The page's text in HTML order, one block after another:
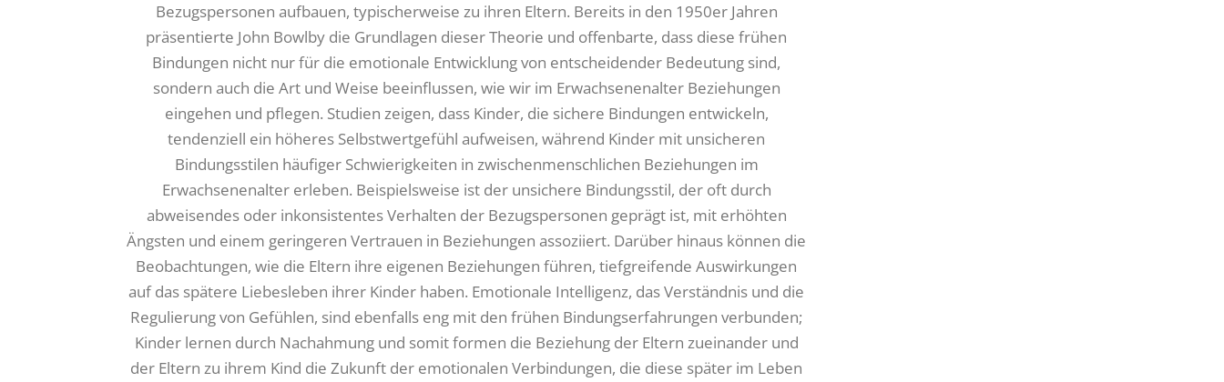
Bezugspersonen aufbauen, typischerweise zu ihren Eltern. Bereits in den 1950er Jahren
präsentierte John Bowlby die Grundlagen dieser Theorie und offenbarte, dass diese frühen
Bindungen nicht nur für die emotionale Entwicklung von entscheidender Bedeutung sind,
sondern auch die Art und Weise beeinflussen, wie wir im Erwachsenenalter Beziehungen
eingehen und pflegen. Studien zeigen, dass Kinder, die sichere Bindungen entwickeln,
tendenziell ein höheres Selbstwertgefühl aufweisen, während Kinder mit unsicheren
Bindungsstilen häufiger Schwierigkeiten in zwischenmenschlichen Beziehungen im
Erwachsenenalter erleben. Beispielsweise ist der unsichere Bindungsstil, der oft durch
abweisendes oder inkonsistentes Verhalten der Bezugspersonen geprägt ist, mit erhöhten
Ängsten und einem geringeren Vertrauen in Beziehungen assoziiert. Darüber hinaus können die
Beobachtungen, wie die Eltern ihre eigenen Beziehungen führen, tiefgreifende Auswirkungen
auf das spätere Liebesleben ihrer Kinder haben. Emotionale Intelligenz, das Verständnis und die
Regulierung von Gefühlen, sind ebenfalls eng mit den frühen Bindungserfahrungen verbunden;
Kinder lernen durch Nachahmung und somit formen die Beziehung der Eltern zueinander und
der Eltern zu ihrem Kind die Zukunft der emotionalen Verbindungen, die diese später im Leben